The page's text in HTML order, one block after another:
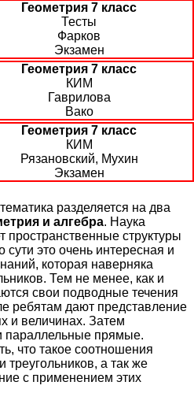
Геометрия 7 класс
Тесты
Фарков
Экзамен
Геометрия 7 класс
КИМ
Гаврилова
Вако
Геометрия 7 класс
КИМ
Рязановский, Мухин
Экзамен
разделяется на два
и алгебра. Наука
пространственные структуры
это очень интересная и
которая наверняка
Тем не менее, как и
свои подводные течения
ребятам дают представление
и величинах. Затем
параллельные прямые.
что такое соотношения
а так же
с применением этих